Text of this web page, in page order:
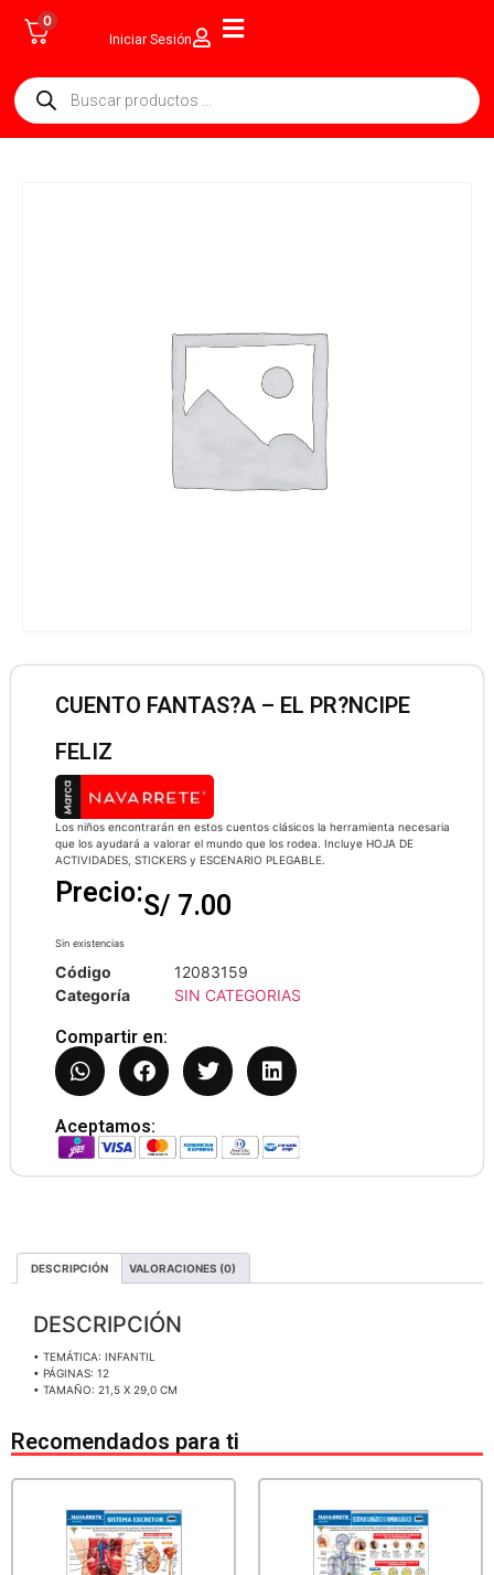
0
Iniciar Sesión
CUENTO FANTAS?A – EL PR?NCIPE
FELIZ
Los niños encontrarán en estos cuentos clásicos la herramienta necesaria
que los ayudará a valorar el mundo que los rodea. Incluye HOJA DE
ACTIVIDADES, STICKERS y ESCENARIO PLEGABLE.
Precio:S/ 7.00
Sin existencias
Código
12083159
Categoría
SIN CATEGORIAS
Compartir en:
Aceptamos:
DESCRIPCIÓN VALORACIONES (0)
DESCRIPCIÓN
• TEMÁTICA: INFANTIL
• PÁGINAS: 12
• TAMAÑO: 21,5 X 29,0 CM
Recomendados para ti